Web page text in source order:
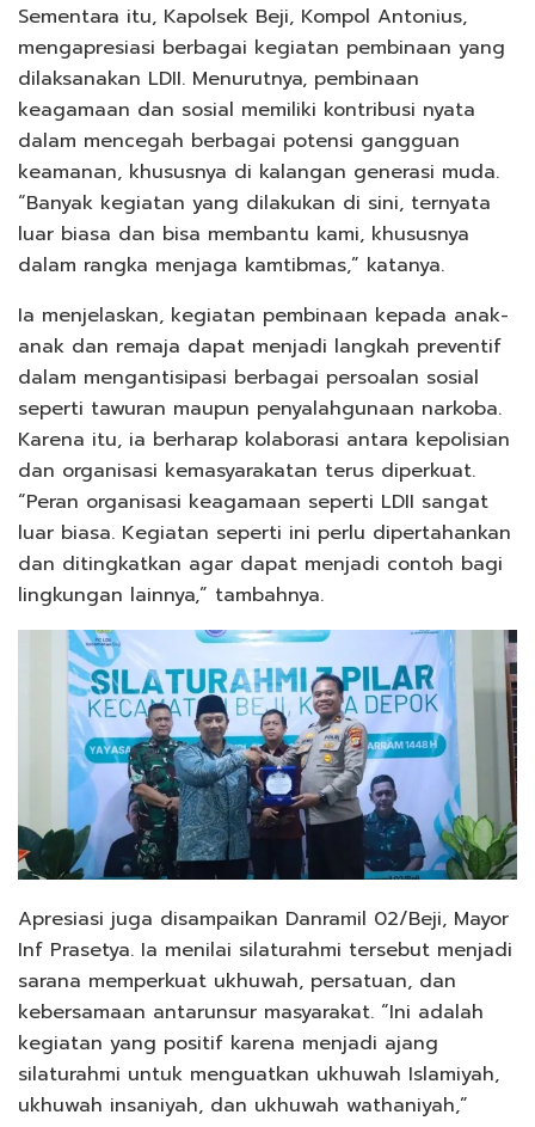
Sementara itu, Kapolsek Beji, Kompol Antonius,
mengapresiasi berbagai kegiatan pembinaan yang
dilaksanakan LDII. Menurutnya, pembinaan
keagamaan dan sosial memiliki kontribusi nyata
dalam mencegah berbagai potensi gangguan
keamanan, khususnya di kalangan generasi muda.
“Banyak kegiatan yang dilakukan di sini, ternyata
luar biasa dan bisa membantu kami, khususnya
dalam rangka menjaga kamtibmas,” katanya.
Ia menjelaskan, kegiatan pembinaan kepada anak-
anak dan remaja dapat menjadi langkah preventif
dalam mengantisipasi berbagai persoalan sosial
seperti tawuran maupun penyalahgunaan narkoba.
Karena itu, ia berharap kolaborasi antara kepolisian
dan organisasi kemasyarakatan terus diperkuat.
“Peran organisasi keagamaan seperti LDII sangat
luar biasa. Kegiatan seperti ini perlu dipertahankan
dan ditingkatkan agar dapat menjadi contoh bagi
lingkungan lainnya,” tambahnya.
Apresiasi juga disampaikan Danramil 02/Beji, Mayor
Inf Prasetya. Ia menilai silaturahmi tersebut menjadi
sarana memperkuat ukhuwah, persatuan, dan
kebersamaan antarunsur masyarakat. “Ini adalah
kegiatan yang positif karena menjadi ajang
silaturahmi untuk menguatkan ukhuwah Islamiyah,
ukhuwah insaniyah, dan ukhuwah wathaniyah,”